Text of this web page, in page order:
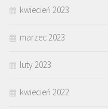
kwiecień 2023
marzec 2023
luty 2023
kwiecień 2022